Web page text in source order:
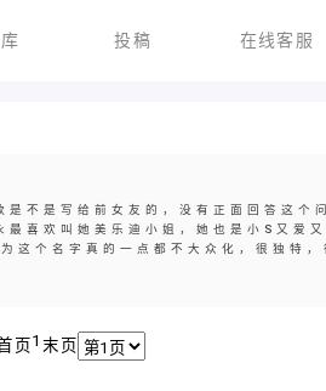
投稿 在线客服
不是写给前女友的，没有正面回答这
喜欢叫她美乐迪小姐，她也是小S又爱又
这个名字真的一点都不大众化，很独特
页 1末页